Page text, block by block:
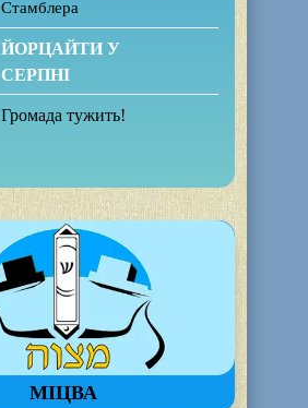
Стамблера
ЙОРЦАЙТИ У
СЕРПНІ
Громада тужить!
МІЦВА